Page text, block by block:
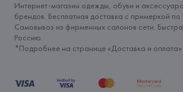
Интернет-магазин одежды, обуви и
брендов. Бесплатная доставка с примеркой
Самовывоз из фирменных салонов сети.
Россию.
*Подробнее на странице «Доставка и оплата»